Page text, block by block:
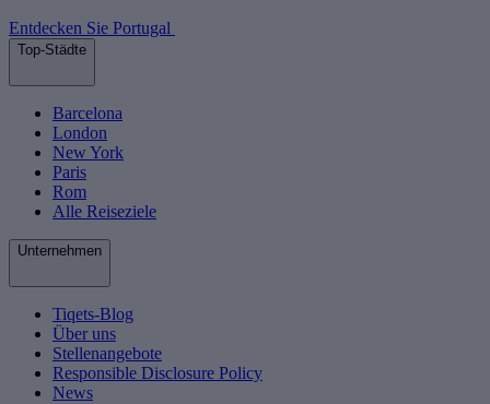
Entdecken Sie Portugal
Top-Städte
Barcelona
London
New York
Paris
Rom
Alle Reiseziele
Unternehmen
Tiqets-Blog
Über uns
Stellenangebote
Responsible Disclosure Policy
News